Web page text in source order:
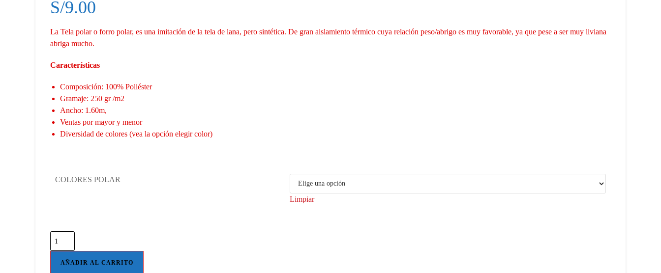
S/9.00
La Tela polar o forro polar, es una imitación de la tela de lana, pero sintética. De gran aislamiento térmico cuya relación peso/abrigo es muy favorable, ya que pese a ser muy liviana
abriga mucho.
Características
Composición: 100% Poliéster
Gramaje: 250 gr /m2
Ancho: 1.60m,
Ventas por mayor y menor
Diversidad de colores (vea la opción elegir color)
COLORES POLAR
Limpiar
AÑADIR AL CARRITO